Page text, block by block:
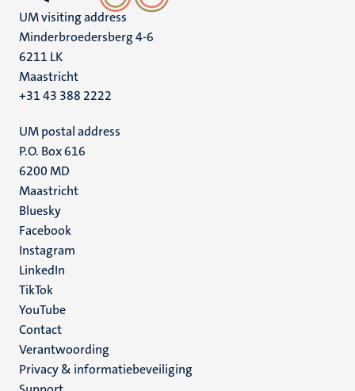
UM visiting address
Minderbroedersberg 4-6
6211 LK
Maastricht
+31 43 388 2222
UM postal address
P.O. Box 616
6200 MD
Maastricht
Social
media
Bluesky
Facebook
Instagram
LinkedIn
TikTok
YouTube
Menu
footer
(NL)
Contact
Verantwoording
Privacy & informatiebeveiliging